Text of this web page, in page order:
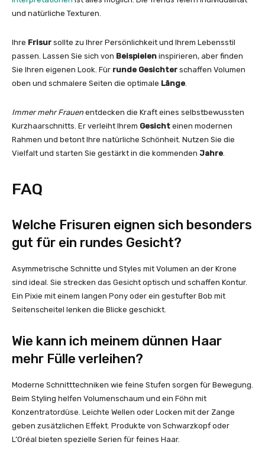
und natürliche Texturen.
Ihre Frisur sollte zu Ihrer Persönlichkeit und Ihrem Lebensstil
passen. Lassen Sie sich von Beispielen inspirieren, aber finden
Sie Ihren eigenen Look. Für runde Gesichter schaffen Volumen
oben und schmalere Seiten die optimale Länge
Immer mehr Frauen entdecken die Kraft eines selbstbewussten
Kurzhaarschnitts. Er verleiht Ihrem Gesicht einen modernen
Rahmen und betont Ihre natürliche Schönheit. Nutzen Sie die
Vielfalt und starten Sie gestärkt in die kommenden Jahre
FAQ
Welche Frisuren eignen sich besonders
gut für ein rundes Gesicht?
Asymmetrische Schnitte und Styles mit Volumen an der Krone
sind ideal. Sie strecken das Gesicht optisch und schaffen Kontur.
Ein Pixie mit einem langen Pony oder ein gestufter Bob mit
Seitenscheitel lenken die Blicke geschickt.
Wie kann ich meinem dünnen Haar
mehr Fülle verleihen?
Moderne Schnitttechniken wie feine Stufen sorgen für Bewegung.
Beim Styling helfen Volumenschaum und ein Föhn mit
Konzentratordüse. Leichte Wellen oder Locken mit der Zange
geben zusätzlichen Effekt. Produkte von Schwarzkopf oder
L’Oréal bieten spezielle Serien für feines Haar.